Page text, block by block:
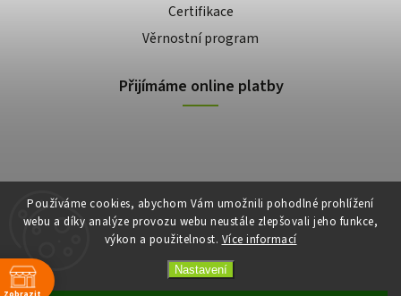
Používáme cookies, abychom Vám umožnili pohodlné prohlížení
webu a díky analýze provozu webu neustále zlepšovali jeho funkce,
výkon a použitelnost. Více informací
Nastavení
Certifikace
Věrnostní program
Přijímáme online platby
Copyright 2026E-shop Slunečnice. Všechna práva vyhrazena.
VytvořilShoptet| Design